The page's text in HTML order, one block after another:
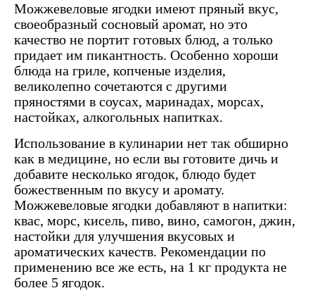
Можжевеловые ягодки имеют пряный вкус,
своеобразный сосновый аромат, но это
качество не портит готовых блюд, а только
придает им пикантность. Особенно хороши
блюда на гриле, копченые изделия,
великолепно сочетаются с другими
пряностями в соусах, маринадах, морсах,
настойках, алкогольных напитках.
Использование в кулинарии нет так обширно
как в медицине, но если вы готовите дичь и
добавите несколько ягодок, блюдо будет
божественным по вкусу и аромату.
Можжевеловые ягодки добавляют в напитки:
квас, морс, кисель, пиво, вино, самогон, джин,
настойки для улучшения вкусовых и
ароматических качеств. Рекомендации по
применению все же есть, на 1 кг продукта не
более 5 ягодок.